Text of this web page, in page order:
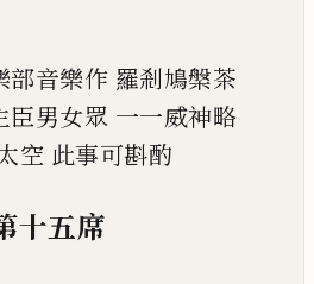
部音樂作 羅剎鳩槃茶
臣男女眾 一一威神略
空 此事可斟酌
十五席